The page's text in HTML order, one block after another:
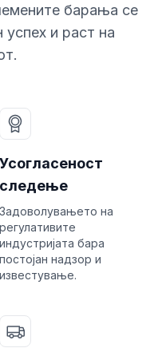
барања се
успех и раст на
Усогласеност
следење
Задоволувањето на
регулативите
индустријата бара
постојан надзор и
известување.